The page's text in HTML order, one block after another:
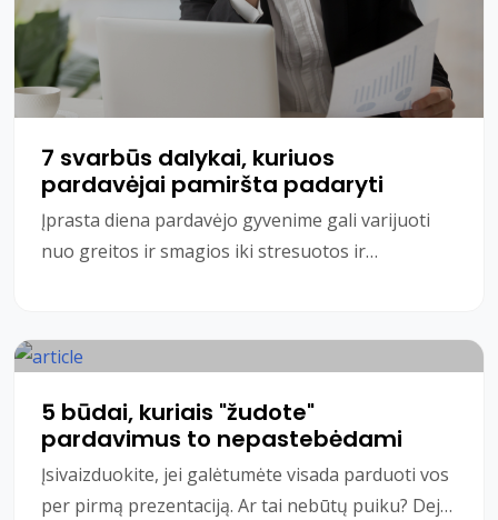
7 svarbūs dalykai, kuriuos
pardavėjai pamiršta padaryti
Įprasta diena pardavėjo gyvenime gali varijuoti
nuo greitos ir smagios iki stresuotos ir
5 būdai, kuriais "žudote"
pardavimus to nepastebėdami
Įsivaizduokite, jei galėtumėte visada parduoti vos
per pirmą prezentaciją. Ar tai nebūtų puiku? Deja,